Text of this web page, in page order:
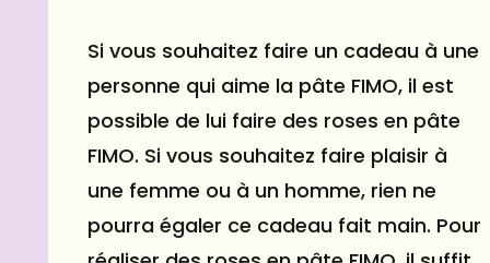
Si vous souhaitez faire un cadeau à une
personne qui aime la pâte FIMO, il est
possible de lui faire des roses en pâte
FIMO. Si vous souhaitez faire plaisir à
une femme ou à un homme, rien ne
pourra égaler ce cadeau fait main. Pour